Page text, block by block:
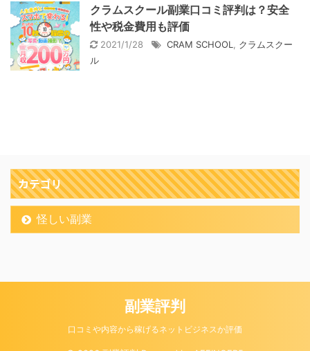
クラムスクール副業口コミ評判は？安全
性や税金費用も評価
2021/1/28 CRAM SCHOOL
クラムスクー
ル
カテゴリ
怪しい副業
副業評判
口コミや内容から稼げるネットビジネスか評価